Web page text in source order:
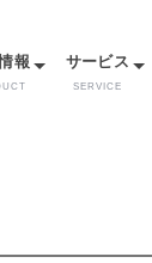
ン
移
報 サービス
SERVICE